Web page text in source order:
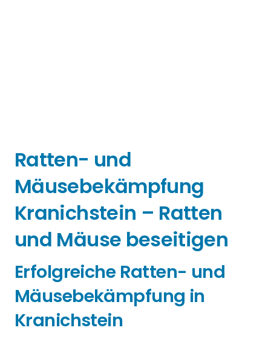
Ratten- und
Mäusebekämpfung
Kranichstein – Ratten
und Mäuse beseitigen
Erfolgreiche Ratten- und
Mäusebekämpfung in
Kranichstein